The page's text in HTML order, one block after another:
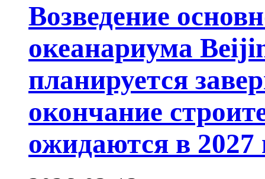
Возведение
океанариума
планируется
окончание
ожидаются в 2027